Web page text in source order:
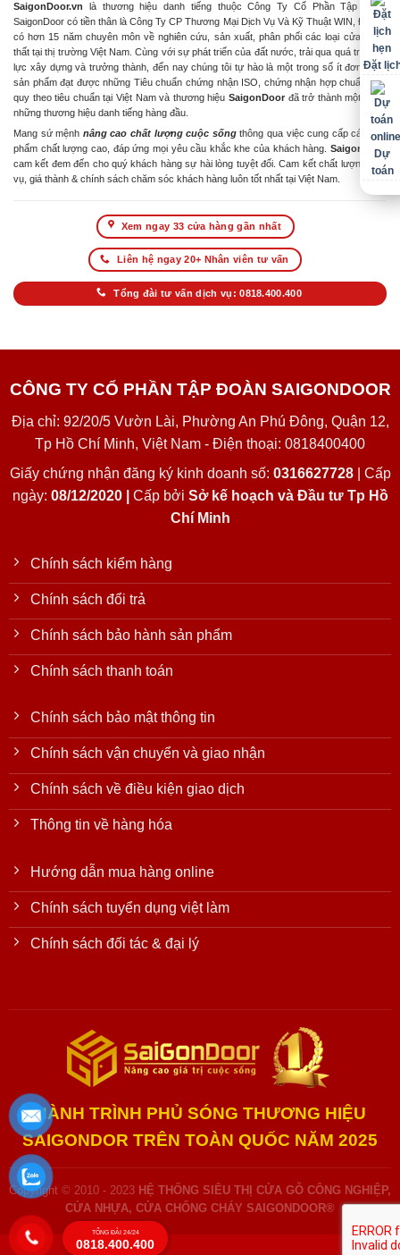
SaigonDoor.vn là thương hiệu danh tiếng thuộc Công Ty Cổ Phần Tập Đoàn
SaigonDoor có tiền thân là Công Ty CP Thương Mại Dịch Vụ Và Kỹ Thuật WIN, Đơn vị
có hơn 15 năm chuyên môn về nghiên cứu, sản xuất, phân phối các loại cửa & nội
thất tại thị trường Việt Nam. Cùng với sự phát triển của đất nước, trải qua quá trình nỗ
lực xây dựng và trưởng thành, đến nay chúng tôi tự hào là một trong số ít đơn vị có
sản phẩm đạt được những Tiêu chuẩn chứng nhận ISO, chứng nhận hợp chuẩn hợp
quy theo tiêu chuẩn tại Việt Nam và thương hiệu SaigonDoor đã trở thành một trong
những thương hiệu danh tiếng hàng đầu.
Mang sứ mệnh nâng cao chất lượng cuộc sốngthông qua việc cung cấp các sản
phẩm chất lượng cao, đáp ứng mọi yêu cầu khắc khe của khách hàng. SaigonDoor
cam kết đem đến cho quý khách hàng sự hài lòng tuyệt đối. Cam kết chất lượng dịch
vụ, giá thành & chính sách chăm sóc khách hàng luôn tốt nhất tại Việt Nam.
Xem ngay 33 cửa hàng gần nhất
Liên hệ ngay 20+ Nhân viên tư vấn
Tổng đài tư vấn dịch vụ: 0818.400.400
CÔNG TY CỔ PHẦN TẬP ĐOÀN SAIGONDOOR
Địa chỉ: 92/20/5 Vườn Lài, Phường An Phú Đông, Quận 12,
Tp Hồ Chí Minh, Việt Nam - Điện thoại: 0818400400
Giấy chứng nhận đăng ký kinh doanh số: 0316627728| Cấp
ngày: 08/12/2020 | Cấp bởi Sở kế hoạch và Đầu tư Tp Hồ
Chí Minh
Chính sách kiểm hàng
Chính sách đổi trả
Chính sách bảo hành sản phẩm
Chính sách thanh toán
Chính sách bảo mật thông tin
Chính sách vận chuyển và giao nhận
Chính sách về điều kiện giao dịch
Thông tin về hàng hóa
Hướng dẫn mua hàng online
Chính sách tuyển dụng việt làm
Chính sách đối tác & đại lý
HÀNH TRÌNH PHỦ SÓNG THƯƠNG HIỆU
SAIGONDOR TRÊN TOÀN QUỐC NĂM 2025
Copyright © 2010 - 2023 HỆ THỐNG SIÊU THỊ CỬA GỖ CÔNG NGHIỆP,
CỬA NHỰA, CỬA CHỐNG CHÁY SAIGONDOOR®
TỔNG ĐÀI 24/24
0818.400.400
Đặt
Dự
toán